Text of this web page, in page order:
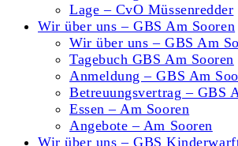
Lage – CvO Müssenredder
Wir über uns – GBS Am Sooren
Wir über uns – GBS Am
Tagebuch GBS Am Sooren
Anmeldung – GBS Am
Betreuungsvertrag – GBS
Essen – Am Sooren
Angebote – Am Sooren
Wir über uns – GBS